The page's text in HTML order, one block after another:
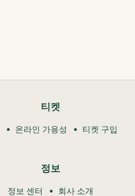
티켓
온라인 가용성 티켓 구입
정보
정보 센터 회사 소개